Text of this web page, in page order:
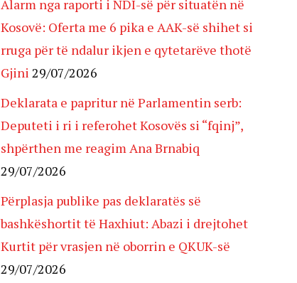
Alarm nga raporti i NDI-së për situatën në
Kosovë: Oferta me 6 pika e AAK-së shihet si
rruga për të ndalur ikjen e qytetarëve thotë
Gjini 29/07/2026
Deklarata e papritur në Parlamentin serb:
Deputeti i ri i referohet Kosovës si “fqinj”,
shpërthen me reagim Ana Brnabiq
29/07/2026
Përplasja publike pas deklaratës së
bashkëshortit të Haxhiut: Abazi i drejtohet
Kurtit për vrasjen në oborrin e QKUK-së
29/07/2026